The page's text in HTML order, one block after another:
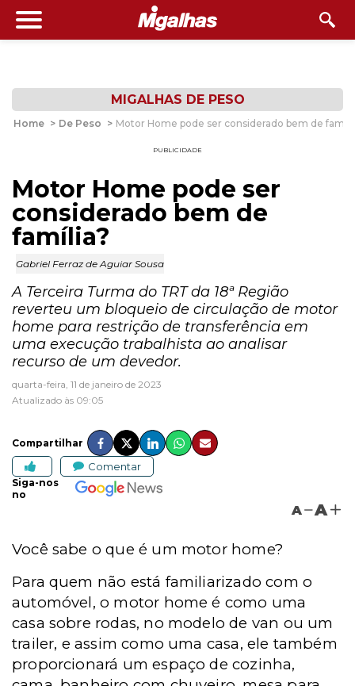
MIGALHAS DE PESO
Home > De Peso > Motor Home pode ser considerado bem de
PUBLICIDADE
Motor Home pode ser
considerado bem de
família?
Gabriel Ferraz de Aguiar Sousa
A Terceira Turma do TRT da 18ª Região
reverteu um bloqueio de circulação de motor
home para restrição de transferência em
uma execução trabalhista ao analisar
recurso de um devedor.
quarta-feira, 11 de janeiro de 2023
Atualizado às 09:05
Compartilhar
Comentar
Siga-nos
no
A A
Você sabe o que é um motor home?
Para quem não está familiarizado com o
automóvel, o motor home é como uma
casa sobre rodas, no modelo de van ou um
trailer, e assim como uma casa, ele também
proporcionará um espaço de cozinha,